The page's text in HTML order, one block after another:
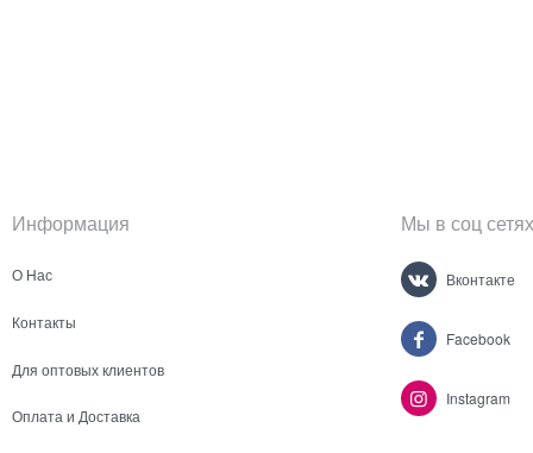
Информация
О Нас
Контакты
Для оптовых клиентов
Оплата и Доставка
Мы в соц сетях
Вконтакте
Facebook
Instagram